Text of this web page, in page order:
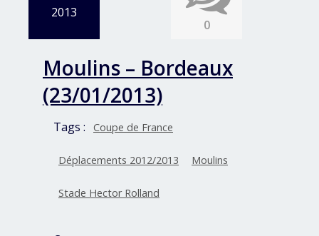
2013
0
Moulins – Bordeaux
(23/01/2013)
Tags : Coupe de France
Déplacements 2012/2013 Moulins
Stade Hector Rolland